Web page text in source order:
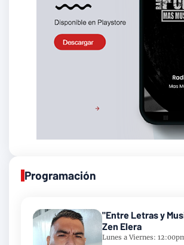
Programación
"Entre Letras y
Zen Elera
Lunes a Viernes: